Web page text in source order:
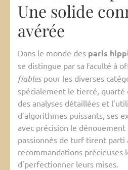
Une solide
avérée
Dans le monde des paris
se distingue par sa faculté à
fiablespour les diverses
spécialement le tiercé,
des analyses détaillées et
d’algorithmes puissants, ses
avec précision le dénouement
passionnés de turf tirent parti
recommandations
d’perfectionner leurs mises.